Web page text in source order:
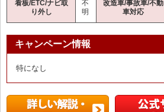
看板/ETC/ナビ取
り外し
不
明
改造車/事故車/不動
車対応
キャンペーン情報
特になし